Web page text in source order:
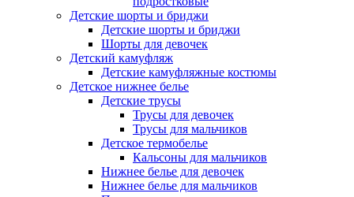
Детские шорты и бриджи
Детские шорты и бриджи
Шорты для девочек
Детский камуфляж
Детские камуфляжные костюмы
Детское нижнее белье
Детские трусы
Трусы для девочек
Трусы для мальчиков
Детское термобелье
Кальсоны для мальчиков
Нижнее белье для девочек
Нижнее белье для мальчиков